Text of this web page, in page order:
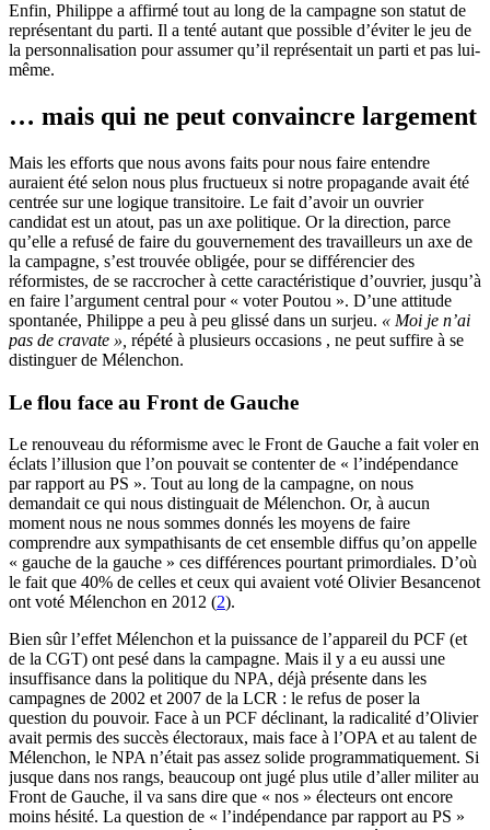
Enfin, Philippe a affirmé tout au long de la campagne son statut de
représentant du parti. Il a tenté autant que possible d’éviter le jeu de
la personnalisation pour assumer qu’il représentait un parti et pas lui-
même.
… mais qui ne peut convaincre largement
Mais les efforts que nous avons faits pour nous faire entendre
auraient été selon nous plus fructueux si notre propagande avait été
centrée sur une logique transitoire. Le fait d’avoir un ouvrier
candidat est un atout, pas un axe politique. Or la direction, parce
qu’elle a refusé de faire du gouvernement des travailleurs un axe de
la campagne, s’est trouvée obligée, pour se différencier des
réformistes, de se raccrocher à cette caractéristique d’ouvrier, jusqu’à
en faire l’argument central pour « voter Poutou ». D’une attitude
spontanée, Philippe a peu à peu glissé dans un surjeu. « Moi je n’ai
pas de cravate », répété à plusieurs occasions , ne peut suffire à se
distinguer de Mélenchon.
Le flou face au Front de Gauche
Le renouveau du réformisme avec le Front de Gauche a fait voler en
éclats l’illusion que l’on pouvait se contenter de « l’indépendance
par rapport au PS ». Tout au long de la campagne, on nous
demandait ce qui nous distinguait de Mélenchon. Or, à aucun
moment nous ne nous sommes donnés les moyens de faire
comprendre aux sympathisants de cet ensemble diffus qu’on appelle
« gauche de la gauche » ces différences pourtant primordiales. D’où
le fait que 40% de celles et ceux qui avaient voté Olivier Besancenot
ont voté Mélenchon en 2012 (2).
Bien sûr l’effet Mélenchon et la puissance de l’appareil du PCF (et
de la CGT) ont pesé dans la campagne. Mais il y a eu aussi une
insuffisance dans la politique du NPA, déjà présente dans les
campagnes de 2002 et 2007 de la LCR : le refus de poser la
question du pouvoir. Face à un PCF déclinant, la radicalité d’Olivier
avait permis des succès électoraux, mais face à l’OPA et au talent de
Mélenchon, le NPA n’était pas assez solide programmatiquement. Si
jusque dans nos rangs, beaucoup ont jugé plus utile d’aller militer au
Front de Gauche, il va sans dire que « nos » électeurs ont encore
moins hésité. La question de « l’indépendance par rapport au PS »